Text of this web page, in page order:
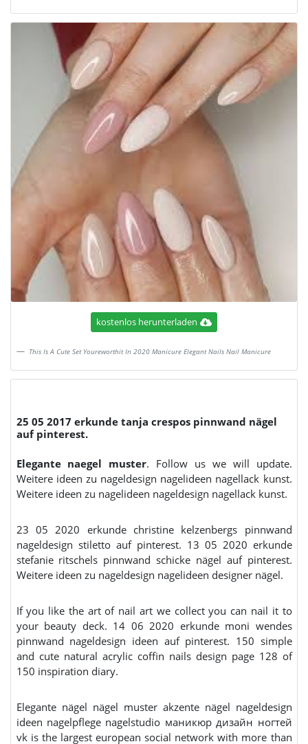
kostenlos herunterladen
This Is A Cute Set Youreworthit In 2020 Manicure Elegant Nails Nail Manicure
25 05 2017 erkunde tanja crespos pinnwand nägel
auf pinterest.
Elegante naegel muster. Follow us we will update.
Weitere ideen zu nageldesign nagelideen nagellack kunst.
Weitere ideen zu nagelideen nageldesign nagellack kunst.
23 05 2020 erkunde christine kelzenbergs pinnwand
nageldesign stiletto auf pinterest. 13 05 2020 erkunde
stefanie ritschels pinnwand schicke nägel auf pinterest.
Weitere ideen zu nageldesign nagelideen designer nägel.
If you like the art of nail art we collect you can nail it to
your beauty deck. 14 06 2020 erkunde moni wendes
pinnwand nageldesign ideen auf pinterest. 150 simple
and cute natural acrylic coffin nails design page 128 of
150 inspiration diary.
Elegante nägel nägel muster akzente nägel nageldesign
ideen nagelpflege nagelstudio маникюр дизайн ногтей
vk is the largest european social network with more than